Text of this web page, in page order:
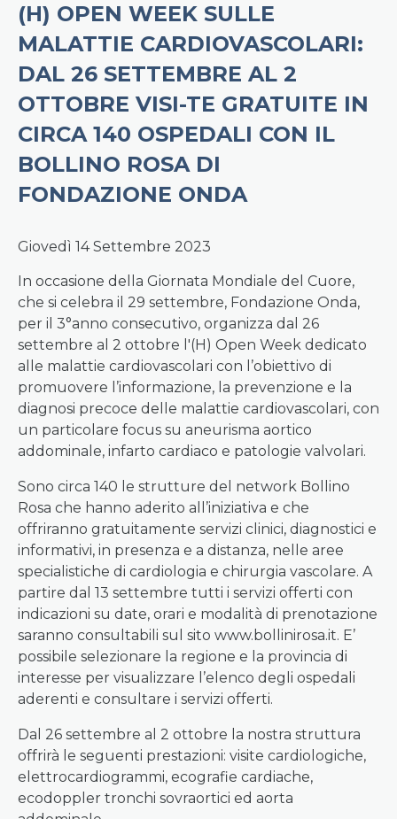
(H) OPEN WEEK SULLE
MALATTIE CARDIOVASCOLARI:
DAL 26 SETTEMBRE AL 2
OTTOBRE VISI-TE GRATUITE IN
CIRCA 140 OSPEDALI CON IL
BOLLINO ROSA DI
FONDAZIONE ONDA
Giovedì 14 Settembre 2023
In occasione della Giornata Mondiale del Cuore,
che si celebra il 29 settembre, Fondazione Onda,
per il 3°anno consecutivo, organizza dal 26
settembre al 2 ottobre l'(H) Open Week dedicato
alle malattie cardiovascolari con l’obiettivo di
promuovere l’informazione, la prevenzione e la
diagnosi precoce delle malattie cardiovascolari, con
un particolare focus su aneurisma aortico
addominale, infarto cardiaco e patologie valvolari.
Sono circa 140 le strutture del network Bollino
Rosa che hanno aderito all’iniziativa e che
offriranno gratuitamente servizi clinici, diagnostici e
informativi, in presenza e a distanza, nelle aree
specialistiche di cardiologia e chirurgia vascolare. A
partire dal 13 settembre tutti i servizi offerti con
indicazioni su date, orari e modalità di prenotazione
saranno consultabili sul sito www.bollinirosa.it. E’
possibile selezionare la regione e la provincia di
interesse per visualizzare l’elenco degli ospedali
aderenti e consultare i servizi offerti.
Dal 26 settembre al 2 ottobre la nostra struttura
offrirà le seguenti prestazioni: visite cardiologiche,
elettrocardiogrammi, ecografie cardiache,
ecodoppler tronchi sovraortici ed aorta